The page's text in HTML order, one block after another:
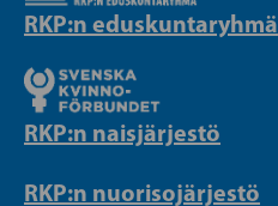
RKP:n eduskuntaryhmä
RKP:n naisjärjestö
RKP:n nuorisojärjestö